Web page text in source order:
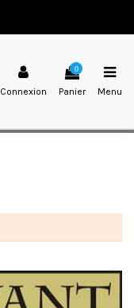
Connexion
0
Panier Menu